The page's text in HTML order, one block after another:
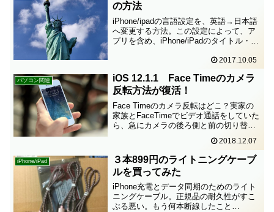
の方法
iPhone/ipadの言語設定を、英語→日本語
へ変更する方法。この設定によって、ア
プリを含め、iPhone/iPadのタイトル・見
2017.10.05
パソコン関連
iOS 12.1.1 Face Timeのカメラ
反転方法が復活！
Face Timeのカメラ反転はどこ？実家の
家族とFaceTimeでビデオ通話をしていた
ら、急にカメラの後ろ側と前の切り替え
たしか、カメラのアイコンをタップする
だけだったはずなのに、それがなくなっ
ている。...
2018.12.07
iPhone/iPad
３本899円のライトニングケーブ
ルを買ってみた
iPhone充電とデータ同期のためのライト
ニングケーブル。正規品の耐久性がすこ
ぶる悪い。もう何本断線したこと